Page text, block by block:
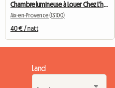
Chambre lumineuse à Louer Chez L'habitant
Aix-en-Provence (13100)
40 € / natt
Land